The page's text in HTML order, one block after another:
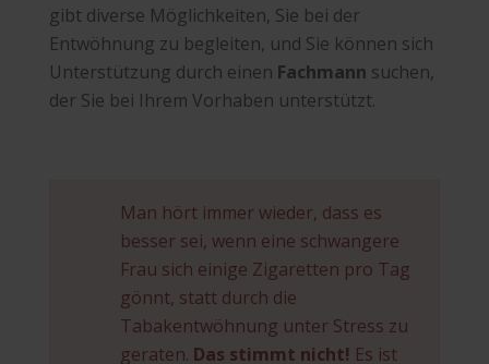
gibt diverse Möglichkeiten, Sie bei der
Entwöhnung zu begleiten, und Sie können sich
Unterstützung durch einen Fachmann suchen,
der Sie bei Ihrem Vorhaben unterstützt.
Man hört immer wieder, dass es
besser sei, wenn eine schwangere
Frau sich einige Zigaretten pro Tag
gönnt, statt durch die
Tabakentwöhnung unter Stress zu
geraten. Das stimmt nicht! Es ist